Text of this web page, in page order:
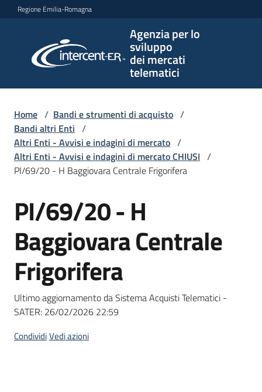
Vai al contenuto
Vai alla navigazione
Vai al footer
Regione Emilia-Romagna
Agenzia per lo
sviluppo
dei mercati
telematici
per lo
sviluppo
telematici
L'Agenzia
Bandi
strumenti
acquisto
Supporto
Home / Bandi e strumenti di acquisto /
Bandi altri Enti /
Altri Enti - Avvisi e indagini di mercato /
Altri Enti - Avvisi e indagini di mercato CHIUSI /
PI/69/20 - H Baggiovara Centrale Frigorifera
Salta al contenuto
PI/69/20 - H
Baggiovara Centrale
Frigorifera
Ultimo aggiornamento da Sistema Acquisti Telematici -
SATER: 26/02/2026 22:59
CondividiVedi azioni